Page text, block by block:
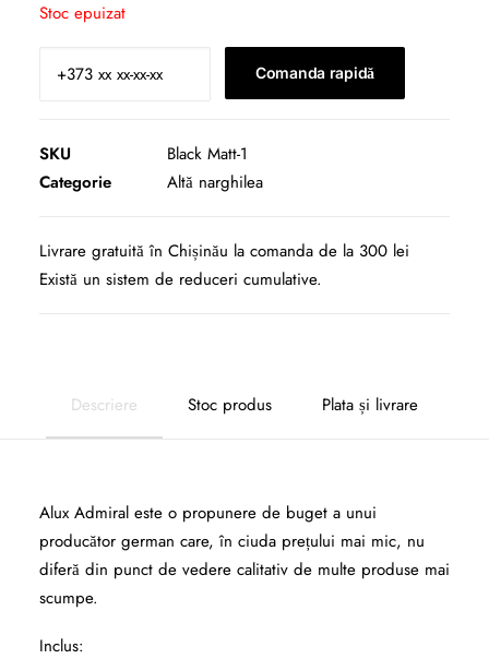
Stoc epuizat
Comanda rapidă
SKU
Black Matt-1
Categorie
Altă narghilea
Livrare gratuită în Chișinău la comanda de la 300 lei
Există un sistem de reduceri cumulative.
Descriere Stoc produs Plata și livrare
Alux Admiral este o propunere de buget a unui
producător german care, în ciuda prețului mai mic, nu
diferă din punct de vedere calitativ de multe produse mai
scumpe.
Inclus: